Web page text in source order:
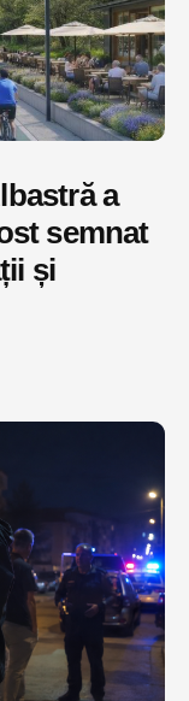
a
semnat
și